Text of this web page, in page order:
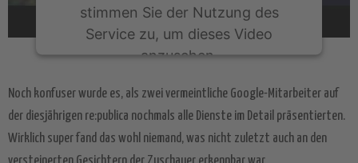
stimmen Sie der Nutzung des
Service zu, um dieses Video
anzusehen.
Mehr Informationen
Akzeptieren
Noch konfuser wurde es, als zwei vermeintliche Google-Mitarbeiter auf
der diesjährigen re:publica nochmals alle Dienste im Detail präsentierten.
Wirklich super fand das wohl niemand, was nicht zuletzt auch an den